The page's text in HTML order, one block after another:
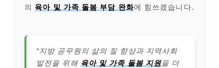
의 육아 및 가족 돌봄 부담 완화에 힘쓰겠습니다.
“지방 공무원의 삶의 질 향상과 지역사회
발전을 위해 육아 및 가족 돌봄 지원을 더